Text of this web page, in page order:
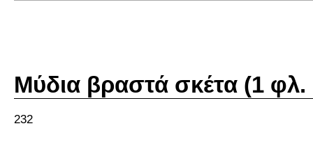
Μύδια βραστά σκέτα (1 φλ.
232